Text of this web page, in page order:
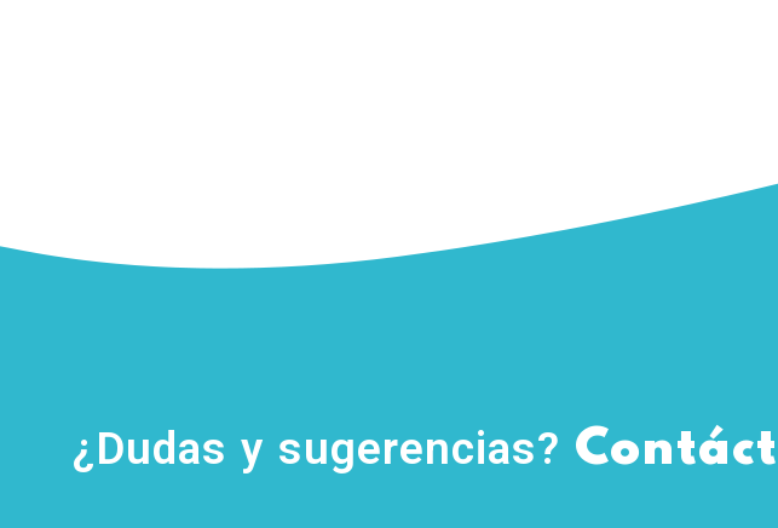
¿Dudas y sugerencias?